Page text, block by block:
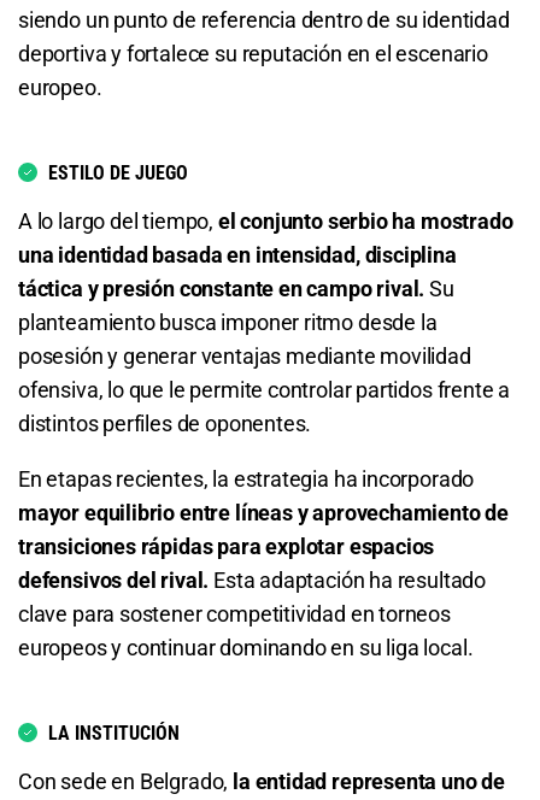
Total de Goles - Más de 1.5
Total de Goles - Más de 2.5
1.47 S/ 4,70
Total de Goles - Menos de 2.5
2.72 S/ 27,20
Total de Goles - Más de 3.5
2.18 S/ 21,80 S/ 11,80
Total de Goles - Menos de 3.5
1.70 S/ 17 S/ 7
Total de Goles - Más de 4.5
3.55 S/ 35,50 S/ 25,50
siendo un punto de referencia dentro de su identidad
deportiva y fortalece su reputación en el escenario
europeo.
ESTILO DE JUEGO
A lo largo del tiempo, el conjunto serbio ha mostrado
una identidad basada en intensidad, disciplina
táctica y presión constante en campo rival. Su
planteamiento busca imponer ritmo desde la
posesión y generar ventajas mediante movilidad
ofensiva, lo que le permite controlar partidos frente a
distintos perfiles de oponentes.
En etapas recientes, la estrategia ha incorporado
mayor equilibrio entre líneas y aprovechamiento de
transiciones rápidas para explotar espacios
defensivos del rival. Esta adaptación ha resultado
clave para sostener competitividad en torneos
europeos y continuar dominando en su liga local.
LA INSTITUCIÓN
Con sede en Belgrado, la entidad representa uno de